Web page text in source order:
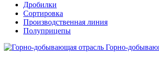
Дробилки
Сортировка
Производственная линия
Полуприцепы
Горно-